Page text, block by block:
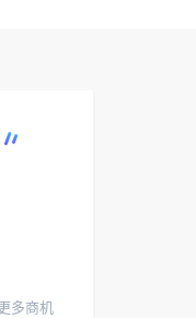
多商机